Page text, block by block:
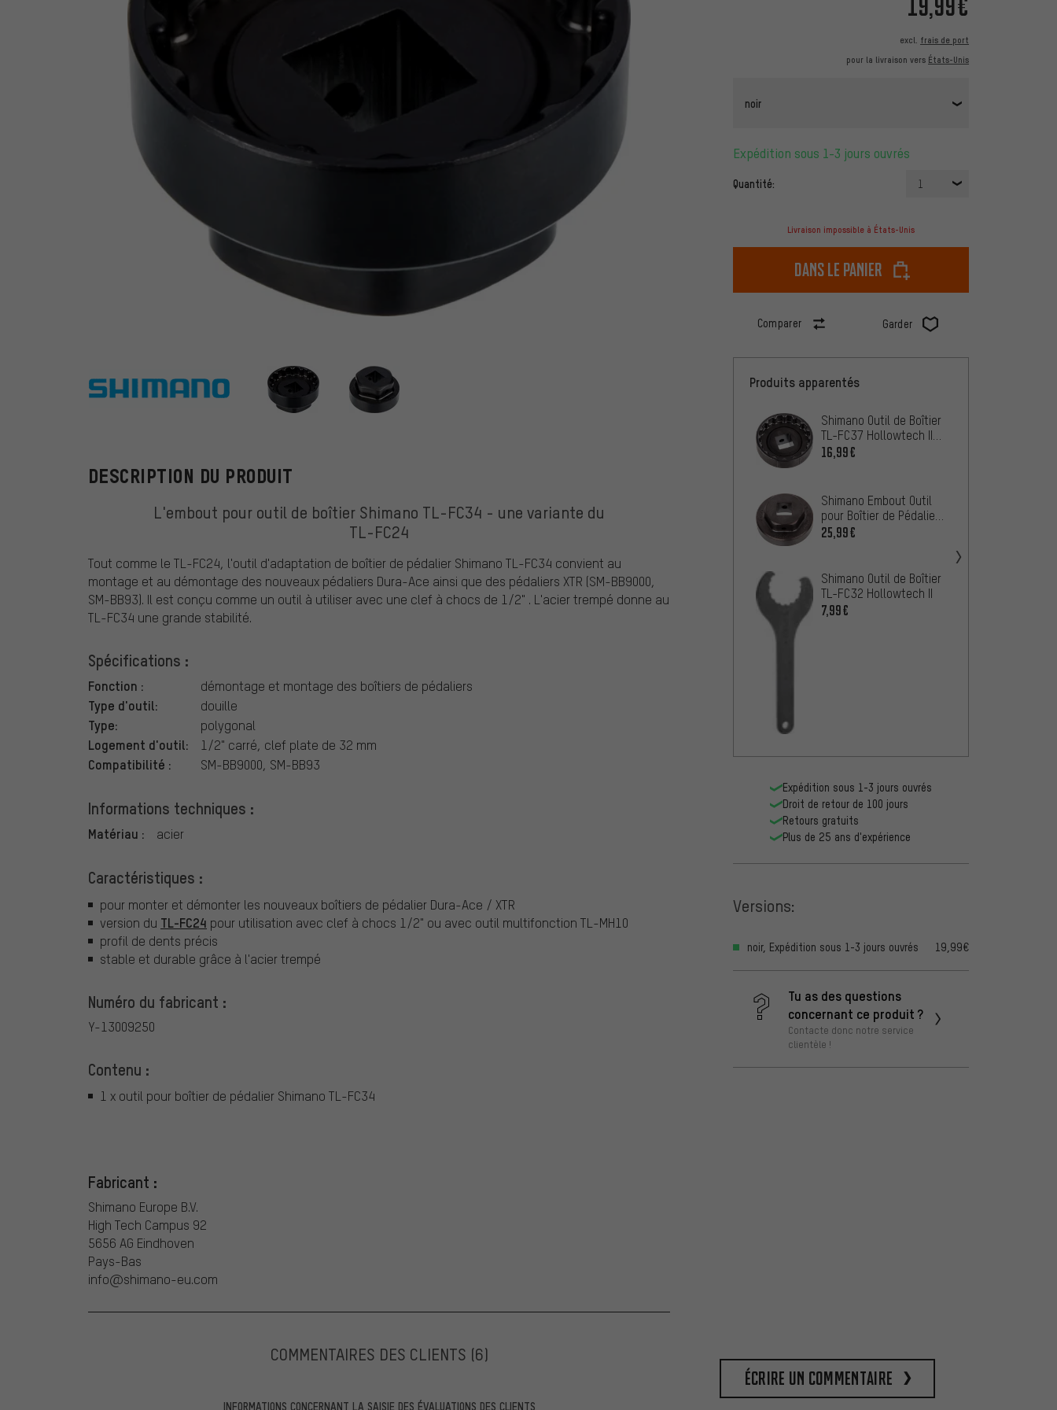
excl. frais de port
pour la livraison vers États-Unis
noir
Expédition sous 1-3 jours ouvrés
Quantité: 1
Livraison impossible à États-Unis
dans le panier
Comparer Garder
Shimano
DESCRIPTION DU PRODUIT
L'embout pour outil de boîtier Shimano TL-FC34 - une variante du
TL-FC24
Tout comme le TL-FC24, l'outil d'adaptation de boîtier de pédalier Shimano TL-FC34 convient au
montage et au démontage des nouveaux pédaliers Dura-Ace ainsi que des pédaliers XTR (SM-BB9000,
SM-BB93). Il est conçu comme un outil à utiliser avec une clef à chocs de 1/2" . L'acier trempé donne au
TL-FC34 une grande stabilité.
Spécifications :
Fonction : démontage et montage des boîtiers de pédaliers
Type d'outil: douille
Type: polygonal
Logement d'outil: 1/2" carré, clef plate de 32 mm
Compatibilité : SM-BB9000, SM-BB93
Informations techniques :
Matériau : acier
Caractéristiques :
pour monter et démonter les nouveaux boîtiers de pédalier Dura-Ace / XTR
version du TL-FC24 pour utilisation avec clef à chocs 1/2" ou avec outil multifonction TL-MH10
profil de dents précis
stable et durable grâce à l'acier trempé
Numéro du fabricant :
Y-13009250
Contenu :
1 x outil pour boîtier de pédalier Shimano TL-FC34
Fabricant :
Shimano Europe B.V.
High Tech Campus 92
5656 AG Eindhoven
Pays-Bas
info@shimano-eu.com
Produits apparentés
Shimano Outil de Boîtier
TL-FC37 Hollowtech II
SM-BBR60 / BB-MT800
16,99€
Shimano Embout Outil
pour Boîtier de Pédalier
TL-FC33 Hollowtech II
25,99€
Shimano Outil de Boîtier
TL-FC32 Hollowtech II
7,99€
Expédition sous 1-3 jours ouvrés
Droit de retour de 100 jours
Retours gratuits
Plus de 25 ans d'expérience
Versions:
noir, Expédition sous 1-3 jours ouvrés 19,99€
Tu as des questions
concernant ce produit ?
Contacte donc notre service
clientèle !
COMMENTAIRES DES CLIENTS (6)
INFORMATIONS CONCERNANT LA SAISIE DES ÉVALUATIONS DES CLIENTS
Écrire un commentaire